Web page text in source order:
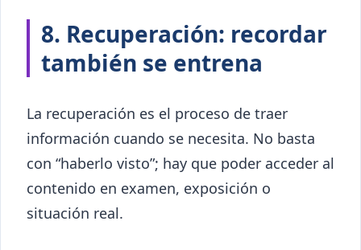
8. Recuperación: recordar
también se entrena
La recuperación es el proceso de traer
información cuando se necesita. No basta
con “haberlo visto”; hay que poder acceder al
contenido en examen, exposición o
situación real.